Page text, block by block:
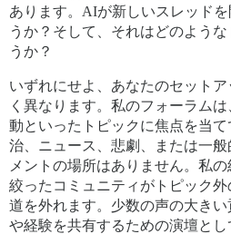
あります。AIが新しいスレッド
うか？そして、それはどのよう
うか？
いずれにせよ、あなたのセット
く異なります。私のフォーラム
動といったトピックに焦点を当
治、ニュース、悲劇、または一
メントの場所はありません。私
絞ったコミュニティがトピック
道を外れます。少数の声の大き
や経験を共有するための演壇と